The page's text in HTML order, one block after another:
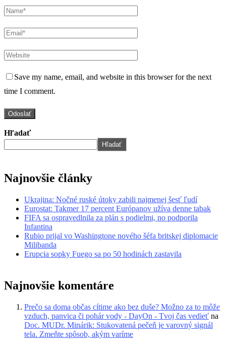
Save my name, email, and website in this browser for the next
time I comment.
Hľadať
Hľadať
Najnovšie články
Ukrajina: Nočné ruské útoky zabili najmenej šesť ľudí
Eurostat: Takmer 17 percent Európanov užíva denne tabak
FIFA sa ospravedlnila za plán s podielmi, no podporila
Infantina
Rubio prijal vo Washingtone nového šéfa britskej diplomacie
Milibanda
Erupcia sopky Fuego sa po 50 hodinách zastavila
Najnovšie komentáre
Prečo sa doma občas cítime ako bez duše? Možno za to môže
vzduch, panvica či pohár vody - DayOn - Tvoj čas vedieť na
Doc. MUDr. Minárik: Stukovatená pečeň je varovný signál
tela. Zmeňte spôsob, akým varíme